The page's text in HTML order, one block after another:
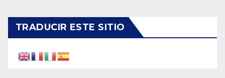
TRADUCIR ESTE SITIO